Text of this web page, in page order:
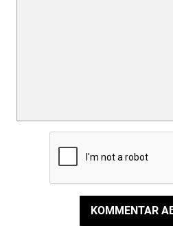
KOMMENTAR